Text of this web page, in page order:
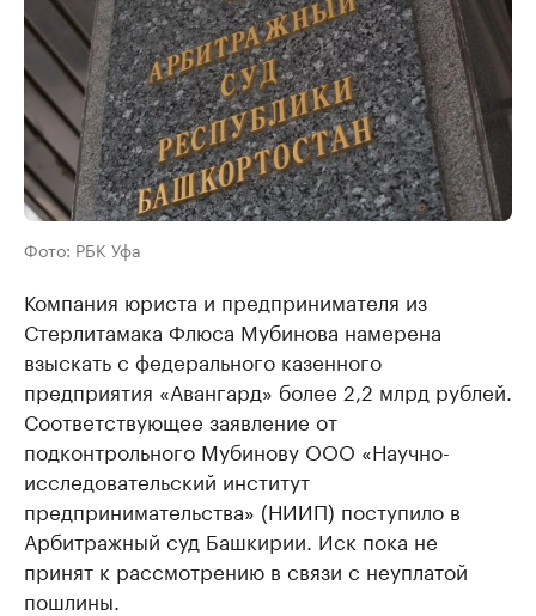
Фото: РБК Уфа
Компания юриста и предпринимателя из
Стерлитамака Флюса Мубинова намерена
взыскать с федерального казенного
предприятия «Авангард» более 2,2 млрд рублей.
Соответствующее заявление от
подконтрольного Мубинову ООО «Научно-
исследовательский институт
предпринимательства» (НИИП) поступило в
Арбитражный суд Башкирии. Иск пока не
принят к рассмотрению в связи с неуплатой
пошлины.